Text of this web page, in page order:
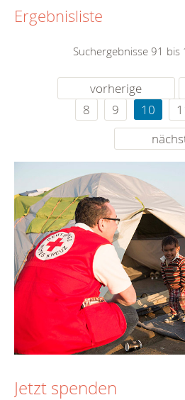
Ergebnisliste
Suchergebnisse 91
vorherige
8
9 10
Jetzt spenden